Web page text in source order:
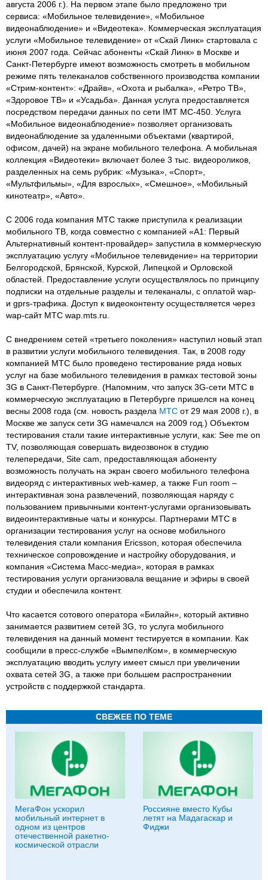
августа 2006 г.). На первом этапе было предложено три
сервиса: «Мобильное телевидение», «Мобильное
видеонаблюдение» и «Видеотека». Коммерческая эксплуатация
услуги «Мобильное телевидение» от «Скай Линк» стартовала с
июня 2007 года. Сейчас абоненты «Скай Линк» в Москве и
Санкт-Петербурге имеют возможность смотреть в мобильном
режиме пять телеканалов собственного производства компании
«Стрим-контент»: «Драйв», «Охота и рыбалка», «Ретро ТВ»,
«Здоровое ТВ» и «Усадьба». Данная услуга предоставляется
посредством передачи данных по сети IMT MC-450. Услуга
«Мобильное видеонаблюдение» позволяет организовать
видеонаблюдение за удаленными объектами (квартирой,
офисом, дачей) на экране мобильного телефона. А мобильная
коллекция «Видеотеки» включает более 3 тыс. видеороликов,
разделенных на семь рубрик: «Музыка», «Спорт»,
«Мультфильмы», «Для взрослых», «Смешное», «Мобильный
кинотеатр», «Авто».
С 2006 года компания МТС также приступила к реализации
мобильного ТВ, когда совместно с компанией «А1: Первый
Альтернативный контент-провайдер» запустила в коммерческую
эксплуатацию услугу «Мобильное телевидение» на территории
Белгородской, Брянской, Курской, Липецкой и Орловской
областей. Предоставление услуги осуществлялось по принципу
подписки на отдельные разделы и телеканалы, с оплатой wap-
и gprs-трафика. Доступ к видеоконтенту осуществляется через
wap-сайт МТС wap.mts.ru.
С внедрением сетей «третьего поколения» наступил новый этап
в развитии услуги мобильного телевидения. Так, в 2008 году
компанией МТС было проведено тестирование ряда новых
услуг на базе мобильного телевидения в рамках тестовой зоны
3G в Санкт-Петербурге. (Напомним, что запуск 3G-сети МТС в
коммерческую эксплуатацию в Петербурге пришелся на конец
весны 2008 года (см. новость раздела МТС от 29 мая 2008 г.), в
Москве же запуск сети 3G намечался на 2009 год.) Объектом
тестирования стали такие интерактивные услуги, как: See me on
TV, позволяющая совершать видеозвонок в студию
телепередачи, Site cam, предоставляющая абоненту
возможность получать на экран своего мобильного телефона
видеоряд с интерактивных web-камер, а также Fun room –
интерактивная зона развлечений, позволяющая наряду с
пользованием привычными контент-услугами организовывать
видеоинтерактивные чаты и конкурсы. Партнерами МТС в
организации тестирования услуг на основе мобильного
телевидения стали компания Ericsson, которая обеспечила
техническое сопровождение и настройку оборудования, и
компания «Система Масс-медиа», которая в рамках
тестирования услуги организовала вещание и эфиры в своей
студии и обеспечила контент.
Что касается сотового оператора «Билайн», который активно
занимается развитием сетей 3G, то услуга мобильного
телевидения на данный момент тестируется в компании. Как
сообщили в пресс-службе «ВымпелКом», в коммерческую
эксплуатацию вводить услугу имеет смысл при увеличении
охвата сетей 3G, а также при большем распространении
устройств с поддержкой стандарта.
СВЕЖЕЕ ПО ТЕМЕ
МегаФон ускорил
мобильный интернет в
одном из центров
отечественной ракетно-
космической отрасли
Россияне вместо Кубы
летят на Мадагаскар и
Фиджи